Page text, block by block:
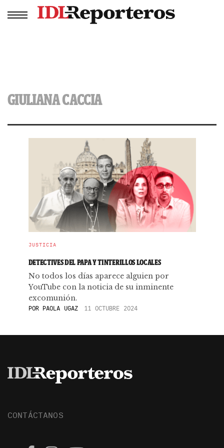
GIULIANA CACCIA
JUSTICIA
DETECTIVES DEL PAPA Y TINTERILLOS LOCALES
No todos los días aparece alguien por
YouTube con la noticia de su inminente
excomunión.
POR PAOLA UGAZ 11 OCTUBRE 2024
CONTÁCTANOS